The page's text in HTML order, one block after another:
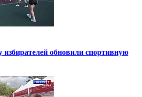
избирателей обновили спортивную